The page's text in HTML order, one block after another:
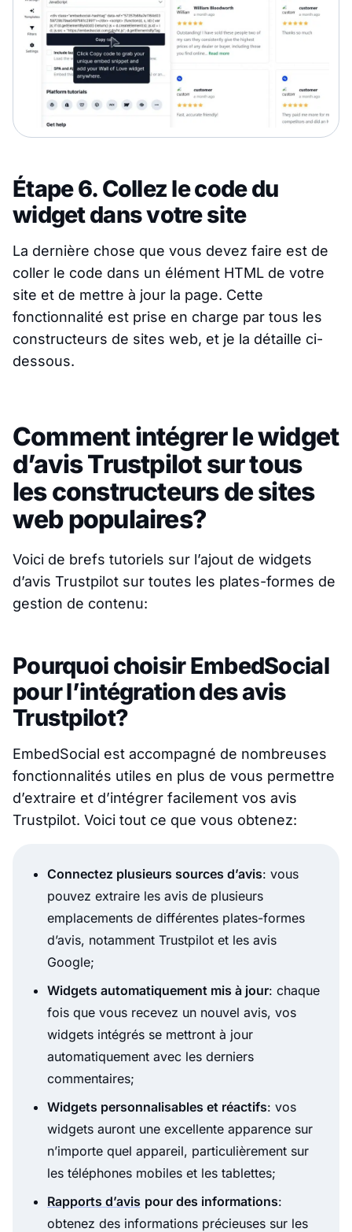
Étape 6. Collez le code du
widget dans votre site
La dernière chose que vous devez faire est de
coller le code dans un élément HTML de votre
site et de mettre à jour la page. Cette
fonctionnalité est prise en charge par tous les
constructeurs de sites web, et je la détaille ci-
dessous.
Comment intégrer le widget
d’avis Trustpilot sur tous
les constructeurs de sites
web populaires?
Voici de brefs tutoriels sur l’ajout de widgets
d’avis Trustpilot sur toutes les plates-formes de
gestion de contenu:
Pourquoi choisir EmbedSocial
pour l’intégration des avis
Trustpilot?
EmbedSocial est accompagné de nombreuses
fonctionnalités utiles en plus de vous permettre
d’extraire et d’intégrer facilement vos avis
Trustpilot. Voici tout ce que vous obtenez:
Connectez plusieurs sources d’avis: vous
pouvez extraire les avis de plusieurs
emplacements de différentes plates-formes
d’avis, notamment Trustpilot et les avis
Google;
Widgets automatiquement mis à jour: chaque
fois que vous recevez un nouvel avis, vos
widgets intégrés se mettront à jour
automatiquement avec les derniers
commentaires;
Widgets personnalisables et réactifs: vos
widgets auront une excellente apparence sur
n’importe quel appareil, particulièrement sur
les téléphones mobiles et les tablettes;
Rapports d’avis pour des informations:
obtenez des informations précieuses sur les